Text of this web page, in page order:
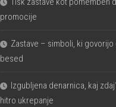
promocije
Zastave – simboli, ki
besed
Izgubljena denarnica, kaj
hitro ukrepanje